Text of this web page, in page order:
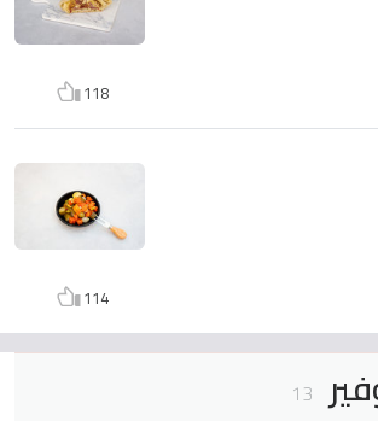
118
114
13